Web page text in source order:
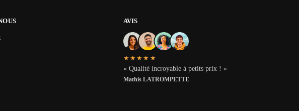
AVIS
★★★★★
« Qualité incroyable à petits prix ! »
Mathis LATROMPETTE